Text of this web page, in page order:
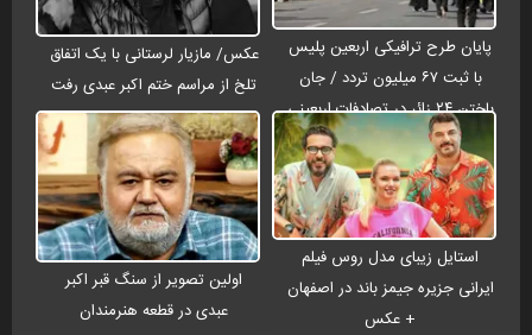
پایان طرح ترافیکی اربعین پلیس
با ثبت ۶۷ میلیون تردد / جان
باختن ۲۴ زائر در تصادفات اربعینی
عکس/ مازیار لرستانی با یک اتفاق
تلخ از مراسم ختم اکبر عبدی رفت
استایل زیبای مدل روس فیلم
ایرانی جزیره جیمز باند در اصفهان
+ عکس
اولین تصویر از سنگ قبر اکبر
عبدی در قطعه هنرمندان